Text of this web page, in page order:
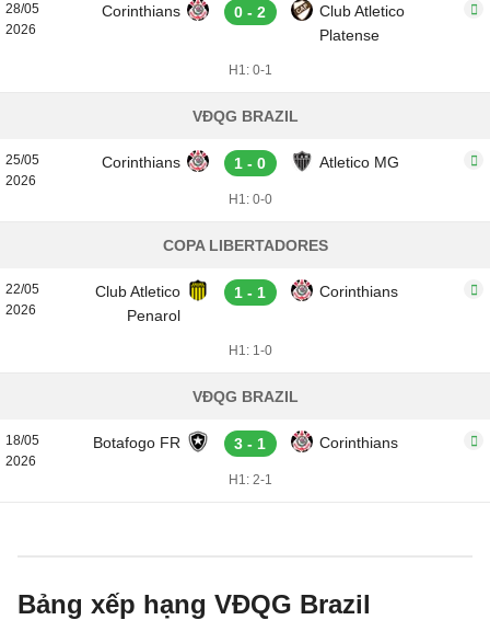
28/05
2026
Corinthians 0 - 2
Club Atletico
Platense
H1: 0-1
VĐQG BRAZIL
25/05
2026
Corinthians 1 - 0 Atletico MG
H1: 0-0
COPA LIBERTADORES
22/05
2026
Club Atletico
Penarol
1 - 1 Corinthians
H1: 1-0
VĐQG BRAZIL
18/05
2026
Botafogo FR 3 - 1 Corinthians
H1: 2-1
Bảng xếp hạng VĐQG Brazil